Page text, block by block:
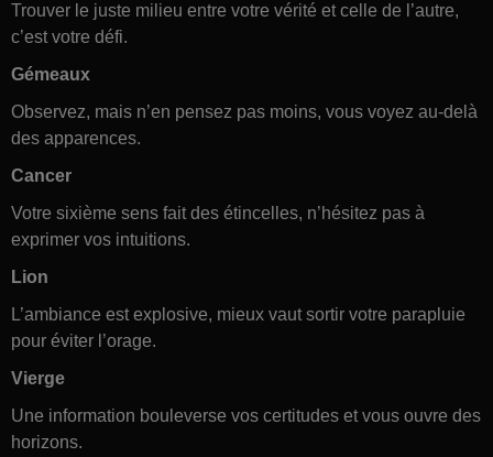
Trouver le juste milieu entre votre vérité et celle de l’autre,
c’est votre défi.
Gémeaux
Observez, mais n’en pensez pas moins, vous voyez au-delà
des apparences.
Cancer
Votre sixième sens fait des étincelles, n’hésitez pas à
exprimer vos intuitions.
Lion
L’ambiance est explosive, mieux vaut sortir votre parapluie
pour éviter l’orage.
Vierge
Une information bouleverse vos certitudes et vous ouvre des
horizons.